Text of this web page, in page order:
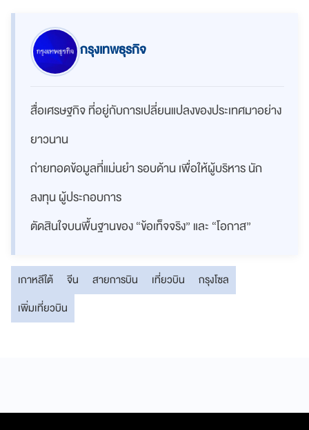
กรุงเทพธุรกิจ
สื่อเศรษฐกิจ ที่อยู่กับการเปลี่ยนแปลงของประเทศมาอย่าง
ยาวนาน
ถ่ายทอดข้อมูลที่แม่นยำ รอบด้าน เพื่อให้ผู้บริหาร นัก
ลงทุน ผู้ประกอบการ
ตัดสินใจบนพื้นฐานของ “ข้อเท็จจริง” และ “โอกาส”
เกาหลีใต้ จีน สายการบิน เที่ยวบิน
กรุงโซล
เพิ่มเที่ยวบิน